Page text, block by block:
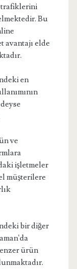
trafiklerini
Bu
avantajı elde
en
ve
işletmeler
müşterilere
bir diğer
ürün